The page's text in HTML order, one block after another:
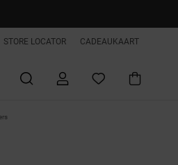
STORE LOCATOR CADEAUKAART